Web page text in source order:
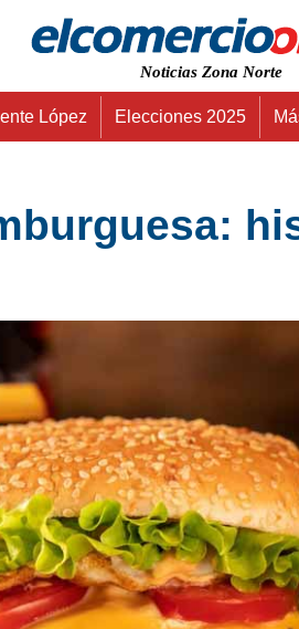
Noticias Zona Norte
López Elecciones 2025